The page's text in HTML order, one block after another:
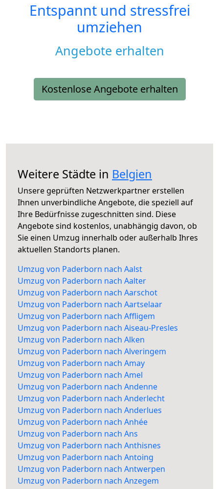
Entspannt und stressfrei
umziehen
Angebote erhalten
Kostenlose Angebote erhalten
Weitere Städte in Belgien
Unsere geprüften Netzwerkpartner erstellen
Ihnen unverbindliche Angebote, die speziell auf
Ihre Bedürfnisse zugeschnitten sind. Diese
Angebote sind kostenlos, unabhängig davon, ob
Sie einen Umzug innerhalb oder außerhalb Ihres
aktuellen Standorts planen.
Umzug von Paderborn nach Aalst
Umzug von Paderborn nach Aalter
Umzug von Paderborn nach Aarschot
Umzug von Paderborn nach Aartselaar
Umzug von Paderborn nach Affligem
Umzug von Paderborn nach Aiseau-Presles
Umzug von Paderborn nach Alken
Umzug von Paderborn nach Alveringem
Umzug von Paderborn nach Amay
Umzug von Paderborn nach Amel
Umzug von Paderborn nach Andenne
Umzug von Paderborn nach Anderlecht
Umzug von Paderborn nach Anderlues
Umzug von Paderborn nach Anhée
Umzug von Paderborn nach Ans
Umzug von Paderborn nach Anthisnes
Umzug von Paderborn nach Antoing
Umzug von Paderborn nach Antwerpen
Umzug von Paderborn nach Anzegem